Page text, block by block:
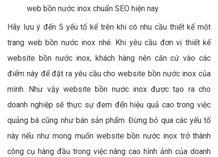
web bồn nước inox chuẩn SEO hiện nay.
Hãy lưu ý đến 5 yếu tố kể trên khi có nhu cầu thiết kế một
trang web bồn nước inox nhé. Khi yêu cầu đơn vị thiết kế
website bồn nước inox, khách hàng nên căn cứ vào các
điểm này để đặt ra yêu cầu cho website bồn nước inox của
mình. Như vậy website bồn nước inox được tạo ra cho
doanh nghiệp sẽ thực sự đem đến hiệu quả cao trong việc
quảng bá cũng như bán sản phẩm. Đừng bỏ qua các yếu tố
này nếu như mong muốn website bồn nước inox trở thành
công cụ hàng đầu trong việc nâng cao hình ảnh của doanh